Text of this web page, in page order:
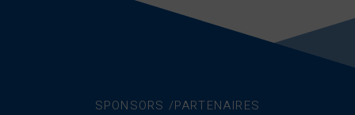
SPONSORS /PARTENAIRES